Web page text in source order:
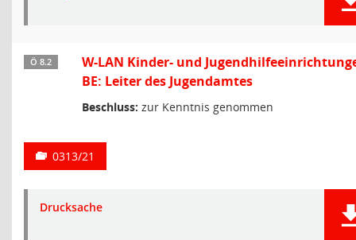
Ö 8.2
W-LAN Kinder- und
BE: Leiter des Jugendamtes
Beschluss: zur Kenntnis genommen
0313/21
Drucksache